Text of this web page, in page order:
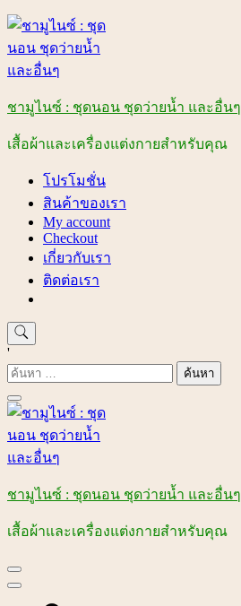
Skip
content
ชามูไนซ์ : ชุดนอน ชุดว่ายน้ำ และอื่นๆ
เสื้อผ้าและเครื่องแต่งกายสำหรับคุณ
โปรโมชั่น
สินค้าของเรา
My account
Checkout
เกี่ยวกับเรา
ติดต่อเรา
'
ค้นหา
สำหรับ:
ชามูไนซ์ : ชุดนอน ชุดว่ายน้ำ และอื่นๆ
เสื้อผ้าและเครื่องแต่งกายสำหรับคุณ